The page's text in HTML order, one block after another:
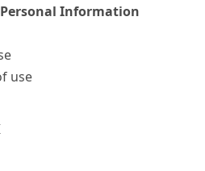
Information
use